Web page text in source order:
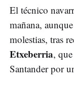
El técnico
mañana,
molestias, tras
Etxeberria,
Santander por